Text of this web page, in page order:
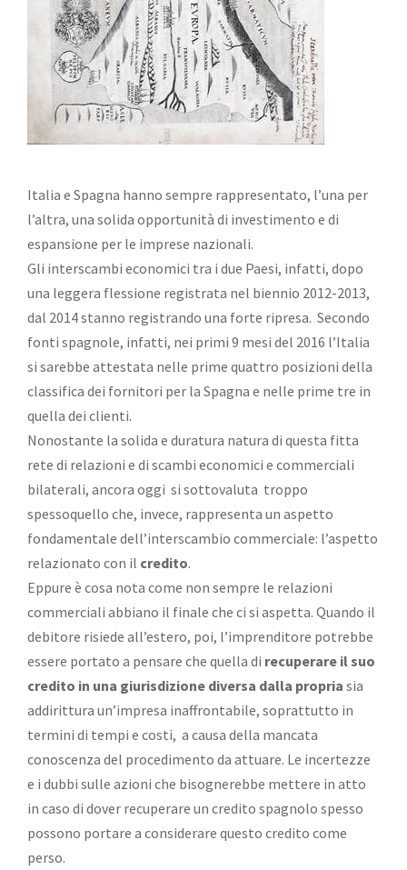
Italia e Spagna hanno sempre rappresentato, l’una per
l’altra, una solida opportunità di investimento e di
espansione per le imprese nazionali.
Gli interscambi economici tra i due Paesi, infatti, dopo
una leggera flessione registrata nel biennio 2012-2013,
dal 2014 stanno registrando una forte ripresa. Secondo
fonti spagnole, infatti, nei primi 9 mesi del 2016 l’Italia
si sarebbe attestata nelle prime quattro posizioni della
classifica dei fornitori per la Spagna e nelle prime tre in
quella dei clienti.
Nonostante la solida e duratura natura di questa fitta
rete di relazioni e di scambi economici e commerciali
bilaterali, ancora oggi si sottovaluta troppo
spessoquello che, invece, rappresenta un aspetto
fondamentale dell’interscambio commerciale: l’aspetto
relazionato con il credito.
Eppure è cosa nota come non sempre le relazioni
commerciali abbiano il finale che ci si aspetta. Quando il
debitore risiede all’estero, poi, l’imprenditore potrebbe
essere portato a pensare che quella di recuperare il suo
credito in una giurisdizione diversa dalla propria sia
addirittura un’impresa inaffrontabile, soprattutto in
termini di tempi e costi, a causa della mancata
conoscenza del procedimento da attuare. Le incertezze
e i dubbi sulle azioni che bisognerebbe mettere in atto
in caso di dover recuperare un credito spagnolo spesso
possono portare a considerare questo credito come
perso.